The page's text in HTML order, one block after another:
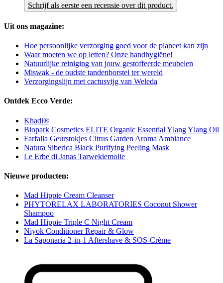
Schrijf als eerste een recensie over dit product.
Uit ons magazine:
Hoe persoonlijke verzorging goed voor de planeet kan zijn
Waar moeten we op letten? Onze handhygiëne!
Natuurlijke reiniging van jouw gestoffeerde meubelen
Miswak - de oudste tandenborstel ter wereld
Verzorgingslijn met cactusvijg van Weleda
Ontdek Ecco Verde:
Khadi®
Biopark Cosmetics ELITE Organic Essential Ylang Ylang Oil
Farfalla Geurstokjes Citrus Garden Aroma Ambiance
Natura Siberica Black Purifying Peeling Mask
Le Erbe di Janas Tarwekiemolie
Nieuwe producten:
Mad Hippie Cream Cleanser
PHYTORELAX LABORATORIES Coconut Shower
Shampoo
Mad Hippie Triple C Night Cream
Niyok Conditioner Repair & Glow
La Saponaria 2-in-1 Aftershave & SOS-Crème